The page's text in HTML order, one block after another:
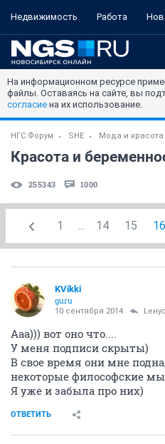
Недвижимость Работа
На информационном ресурсе
файлы. Оставаясь на сайте, вы
согласие на их использование.
НГС.Форум SHE Мода и красота
Красота и
255343 1000
1 ... 14 15 16
KVikki
guru
10 сентября 2014
Ааа))) вот оно что....
У меня подписи скрыты)
В свое время они мне
некоторые философские
Я уже и забыла про них)
ОТВЕТИТЬ